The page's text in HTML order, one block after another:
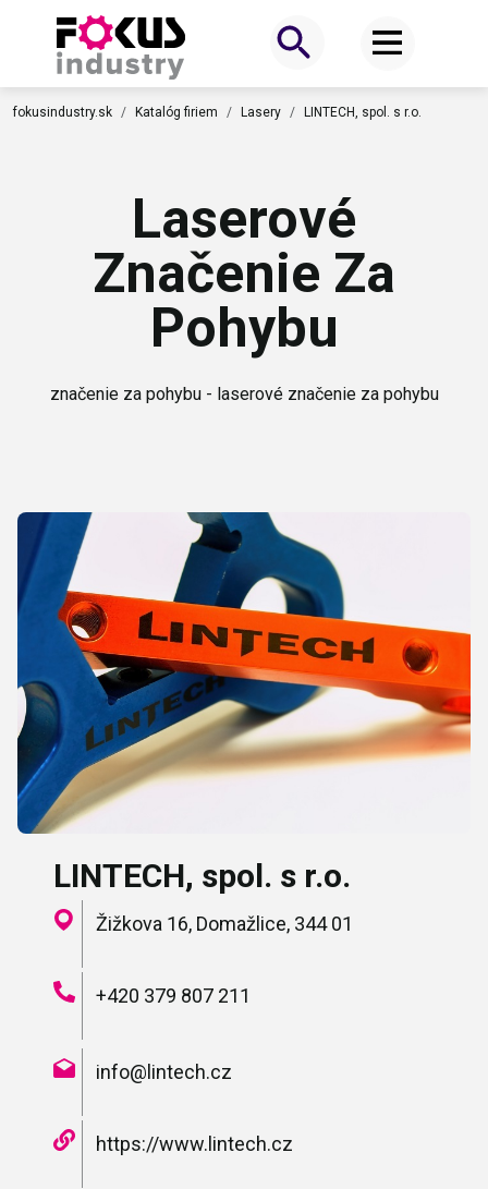
fokusindustry.sk Katalóg firiem Lasery LINTECH, spol. s r.o.
Laserové
Značenie Za
Pohybu
značenie za pohybu - laserové značenie za pohybu
LINTECH, spol. s r.o.
Žižkova 16, Domažlice, 344 01
+420 379 807 211
info@lintech.cz
https://www.lintech.cz